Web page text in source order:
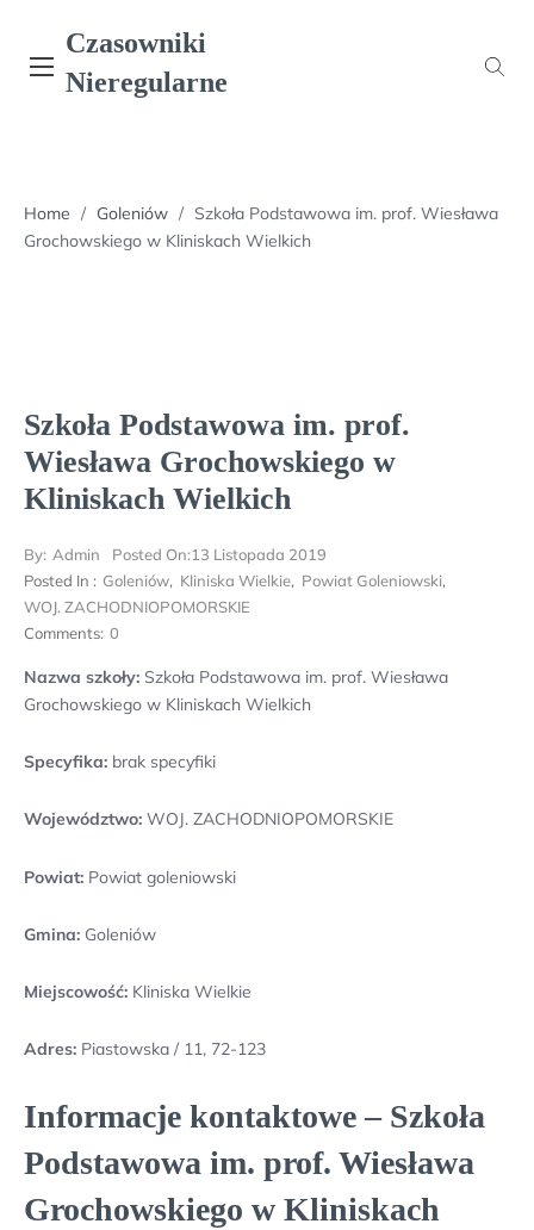
content
Czasowniki
Nieregularne
Home / Goleniów / Szkoła Podstawowa im. prof. Wiesława
Grochowskiego w Kliniskach Wielkich
Szkoła Podstawowa im. prof.
Wiesława Grochowskiego w
Kliniskach Wielkich
By: Admin Posted On:13 Listopada 2019
Posted In : Goleniów, Kliniska Wielkie, Powiat Goleniowski,
WOJ. ZACHODNIOPOMORSKIE
Comments: 0
Nazwa szkoły: Szkoła Podstawowa im. prof. Wiesława
Grochowskiego w Kliniskach Wielkich
Specyfika: brak specyfiki
Województwo: WOJ. ZACHODNIOPOMORSKIE
Powiat: Powiat goleniowski
Gmina: Goleniów
Miejscowość: Kliniska Wielkie
Adres: Piastowska / 11, 72-123
Informacje kontaktowe – Szkoła
Podstawowa im. prof. Wiesława
Grochowskiego w Kliniskach